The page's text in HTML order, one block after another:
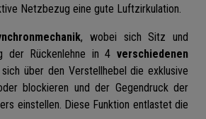
Netzbezug eine gute Luftzirkulation.
, wobei sich Sitz und
der Rückenlehne in 4 verschiedenen
über den Verstellhebel die exklusive
blockieren und der Gegendruck der
einstellen. Diese Funktion entlastet die